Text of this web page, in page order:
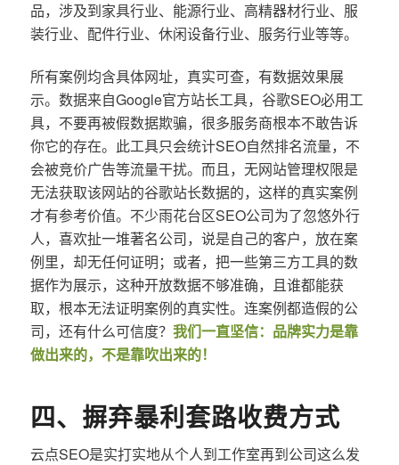
品，涉及到家具行业、能源行业、高精器材行业、服
装行业、配件行业、休闲设备行业、服务行业等等。
所有案例均含具体网址，真实可查，有数据效果展
示。数据来自Google官方站长工具，谷歌SEO必用工
具，不要再被假数据欺骗，很多服务商根本不敢告诉
你它的存在。此工具只会统计SEO自然排名流量，不
会被竞价广告等流量干扰。而且，无网站管理权限是
无法获取该网站的谷歌站长数据的，这样的真实案例
才有参考价值。不少雨花台区SEO公司为了忽悠外行
人，喜欢扯一堆著名公司，说是自己的客户，放在案
例里，却无任何证明；或者，把一些第三方工具的数
据作为展示，这种开放数据不够准确，且谁都能获
取，根本无法证明案例的真实性。连案例都造假的公
司，还有什么可信度？ 我们一直坚信：品牌实力是靠
做出来的，不是靠吹出来的！
四、摒弃暴利套路收费方式
云点SEO是实打实地从个人到工作室再到公司这么发